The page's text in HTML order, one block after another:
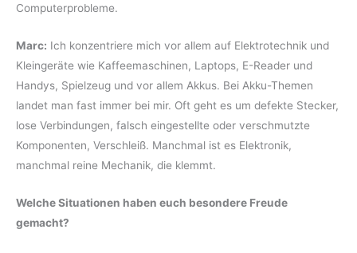
Computerprobleme.
Marc: Ich konzentriere mich vor allem auf Elektrotechnik und
Kleingeräte wie Kaffeemaschinen, Laptops, E-Reader und
Handys, Spielzeug und vor allem Akkus. Bei Akku-Themen
landet man fast immer bei mir. Oft geht es um defekte Stecker,
lose Verbindungen, falsch eingestellte oder verschmutzte
Komponenten, Verschleiß. Manchmal ist es Elektronik,
manchmal reine Mechanik, die klemmt.
Welche Situationen haben euch besondere Freude
gemacht?